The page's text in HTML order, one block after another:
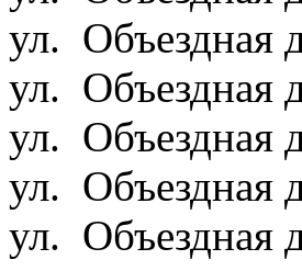
ул. Объездная
ул. Объездная
ул. Объездная
ул. Объездная
ул. Объездная